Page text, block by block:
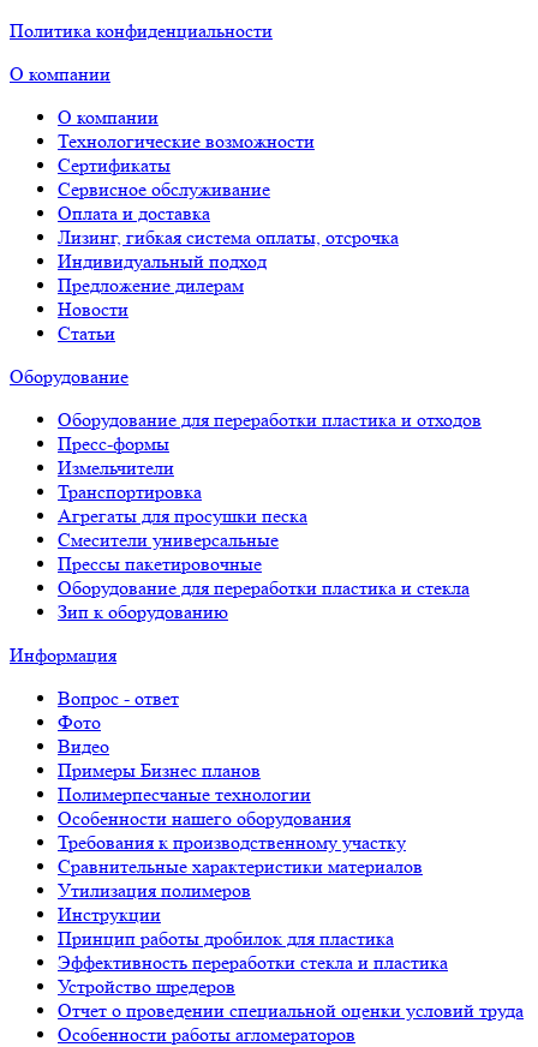
Политика конфиденциальности
О компании
О компании
Технологические возможности
Сертификаты
Сервисное обслуживание
Оплата и доставка
Лизинг, гибкая система оплаты, отсрочка
Индивидуальный подход
Предложение дилерам
Новости
Статьи
Оборудование
Оборудование для переработки пластика и отходов
Пресс-формы
Измельчители
Транспортировка
Агрегаты для просушки песка
Смесители универсальные
Прессы пакетировочные
Оборудование для переработки пластика и стекла
Зип к оборудованию
Информация
Вопрос - ответ
Фото
Видео
Примеры Бизнес планов
Полимерпесчаные технологии
Особенности нашего оборудования
Требования к производственному участку
Сравнительные характеристики материалов
Утилизация полимеров
Инструкции
Принцип работы дробилок для пластика
Эффективность переработки стекла и пластика
Устройство шредеров
Отчет о проведении специальной оценки условий труда
Особенности работы агломераторов